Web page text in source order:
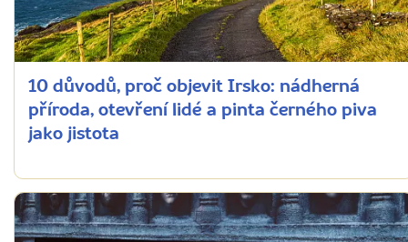
10 důvodů, proč objevit Irsko: nádherná
příroda, otevření lidé a pinta černého piva
jako jistota